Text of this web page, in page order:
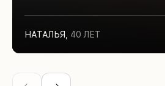
НАТАЛЬЯ 40 ЛЕТ